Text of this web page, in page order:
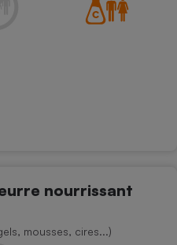
nourrissant
mousses, cires...)